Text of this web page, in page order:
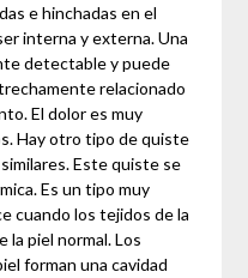
e hinchadas en el
interna y externa. Una
detectable y puede
relacionado
El dolor es muy
Hay otro tipo de quiste
Este quiste se
Es un tipo muy
cuando los tejidos de la
la piel normal. Los
forman una cavidad